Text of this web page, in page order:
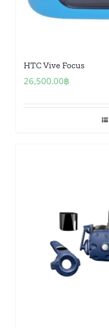
HTC Vive Focus
26,500.00฿